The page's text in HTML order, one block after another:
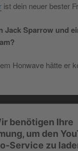
ist dein neuer bester
Jack Sparrow und
Honwave hätte er
benötigen Ihre
um den
Service zu